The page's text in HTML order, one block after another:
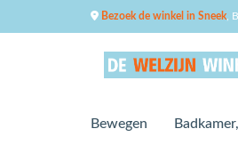
Bezoek de winkel in Sneek ,
Bewegen